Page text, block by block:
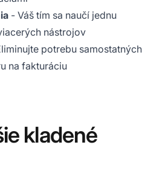
- Váš tím sa naučí jednu
nástrojov
potrebu samostatných
na fakturáciu
kladené